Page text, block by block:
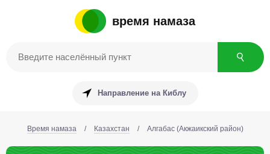
время намаза
Направление на Киблу
Время намаза / Казахстан / Алгабас (Акжаикский район)